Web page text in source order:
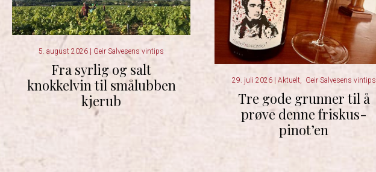
5. august 2026 Geir Salvesens vintips
Fra syrlig og salt
knokkelvin til smålubben
kjerub
29. juli 2026 Aktuelt, Geir Salvesens vintips
Tre gode grunner til å
prøve denne friskus-
pinot’en